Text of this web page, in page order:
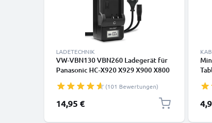
LADETECHNIK
VW-VBN130 VBN260 Ladegerät für
Panasonic HC-X920 X929 X900 X800
Kamera-Akkus von CELLONIC
(101 Bewertungen)
14,95 €